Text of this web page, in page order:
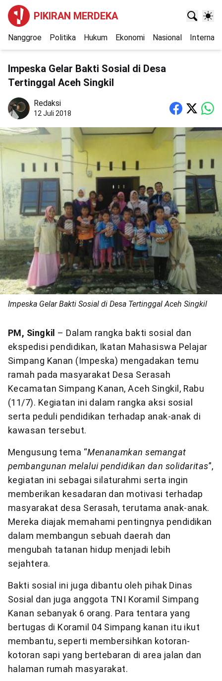
PIKIRAN MERDEKA
Nanggroe Politika Hukum Ekonomi Nasional
Impeska Gelar Bakti Sosial di Desa
Tertinggal Aceh Singkil
Redaksi
12 Juli 2018
Impeska Gelar Bakti Sosial di Desa Tertinggal Aceh Singkil
PM, Singkil – Dalam rangka bakti sosial dan
ekspedisi pendidikan, Ikatan Mahasiswa Pelajar
Simpang Kanan (Impeska) mengadakan temu
ramah pada masyarakat Desa Serasah
Kecamatan Simpang Kanan, Aceh Singkil, Rabu
(11/7). Kegiatan ini dalam rangka aksi sosial
serta peduli pendidikan terhadap anak-anak di
kawasan tersebut.
Mengusung tema “Menanamkan semangat
pembangunan melalui pendidikan dan solidaritas”,
kegiatan ini sebagai silaturahmi serta ingin
memberikan kesadaran dan motivasi terhadap
masyarakat desa Serasah, terutama anak-anak.
Mereka diajak memahami pentingnya pendidikan
dalam membangun sebuah daerah dan
mengubah tatanan hidup menjadi lebih
sejahtera.
Bakti sosial ini juga dibantu oleh pihak Dinas
Sosial dan juga anggota TNI Koramil Simpang
Kanan sebanyak 6 orang. Para tentara yang
bertugas di Koramil 04 Simpang kanan itu ikut
membantu, seperti membersihkan kotoran-
kotoran sapi yang bertebaran di area jalan dan
halaman rumah masyarakat.